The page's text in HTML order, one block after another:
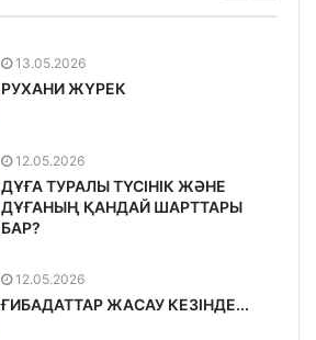
13.05.2026
РУХАНИ ЖҮРЕК
12.05.2026
ДҰҒА ТУРАЛЫ ТҮСІНІК ЖӘНЕ
ДҰҒАНЫҢ ҚАНДАЙ ШАРТТАРЫ
БАР?
12.05.2026
ҒИБАДАТТАР ЖАСАУ КЕЗІНДЕ...